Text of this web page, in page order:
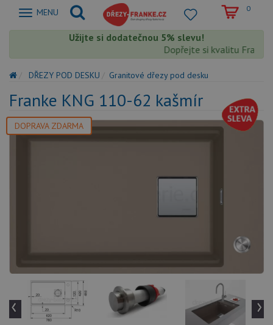
Zobrazit
MENU 0
Užijte si dodatečnou 5% slevu!
Dopřejte si kvalitu Franke
DŘEZY POD DESKU Granitové dřezy pod desku
Franke KNG 110-62 kašmír
DOPRAVA ZDARMA
‹ ›